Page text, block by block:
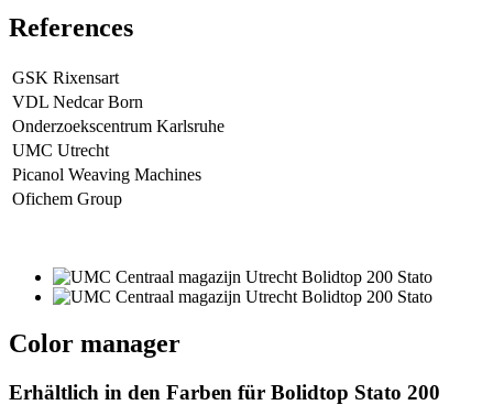
References
GSK Rixensart
VDL Nedcar Born
Onderzoekscentrum Karlsruhe
UMC Utrecht
Picanol Weaving Machines
Ofichem Group
Color manager
Erhältlich in den Farben für Bolidtop Stato 200